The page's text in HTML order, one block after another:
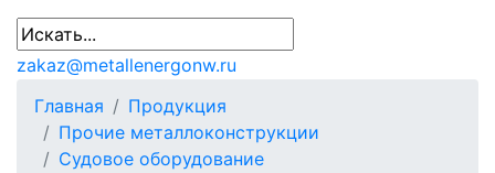
zakaz@metallenergonw.ru
Главная
Продукция
Прочие металлоконструкции
Судовое оборудование